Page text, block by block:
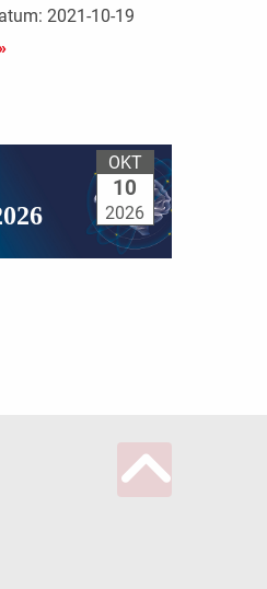
2021-10-19
OKT
10
2026